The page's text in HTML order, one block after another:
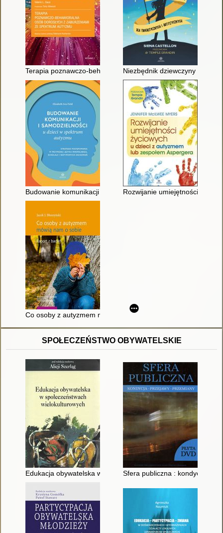
Terapia poznawczo-behawioralna osób dorosłych z
Niezbędnik dziewczyny ze
Budowanie komunikacji i samodzielności u dzieci w
Rozwijanie umiejętności
Co osoby z autyzmem mówią nam o sobie : raport z badań
SPOŁECZEŃSTWO OBYWATELSKIE
Edukacja obywatelska w społeczeństwach wielokulturowych
Sfera publiczna : kondycja,